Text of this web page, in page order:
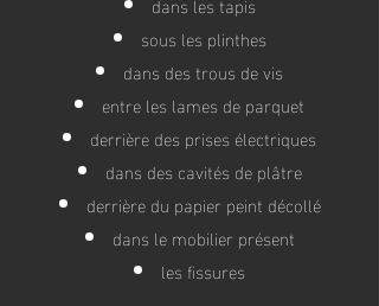
sous les plinthes
dans des trous de vis
entre les lames de parquet
derrière des prises électriques
dans des cavités de plâtre
derrière du papier peint décollé
dans le mobilier présent
les fissures